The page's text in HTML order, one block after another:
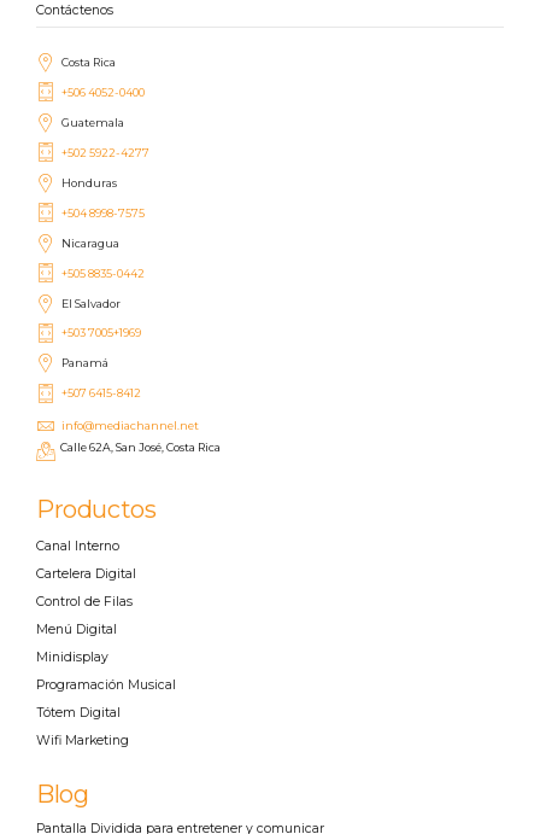
Contáctenos
Costa Rica
+506 4052-0400
Guatemala
+502 5922-4277
Honduras
+504 8998-7575
Nicaragua
+505 8835-0442
El Salvador
+503 7005+1969
Panamá
+507 6415-8412
info@mediachannel.net
Calle 62A, San José, Costa Rica
Productos
Canal Interno
Cartelera Digital
Control de Filas
Menú Digital
Minidisplay
Programación Musical
Tótem Digital
Wifi Marketing
Blog
Pantalla Dividida para entretener y comunicar